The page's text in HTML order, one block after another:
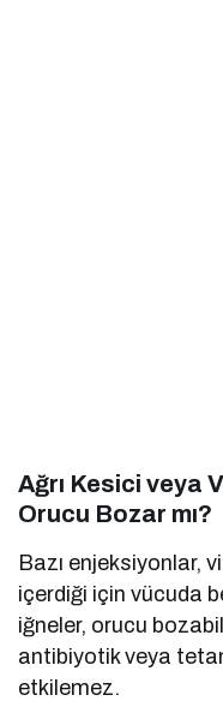
Ağrı Kesici veya
Orucu Bozar mı?
Bazı enjeksiyonlar,
içerdiği için vücuda
iğneler, orucu
antibiyotik veya
etkilemez.